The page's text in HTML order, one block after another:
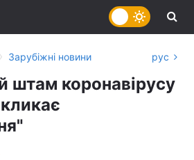
› Зарубіжні новини рус
штам коронавірусу